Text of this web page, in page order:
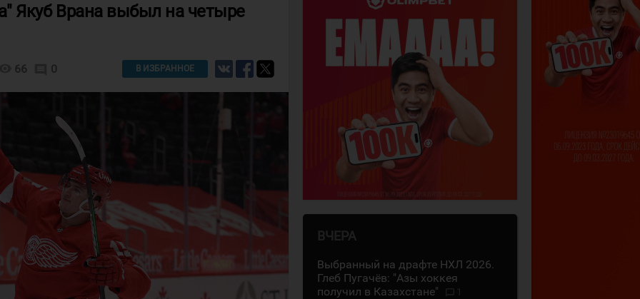
Якуб Врана выбыл на четыре
66 0 В ИЗБРАННОЕ
ВЧЕРА
Выбранный на драфте НХЛ 2026.
Глеб Пугачёв: "Азы хоккея
получил в Казахстане"